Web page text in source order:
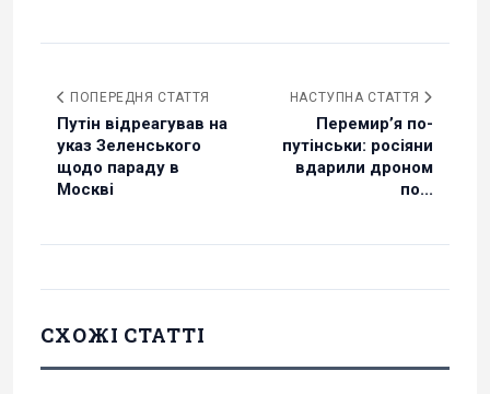
ПОПЕРЕДНЯ СТАТТЯ
Путін відреагував на
указ Зеленського
щодо параду в
Москві
НАСТУПНА СТАТТЯ
Перемирʼя по-
путінськи: росіяни
вдарили дроном
по...
СХОЖІ СТАТТІ